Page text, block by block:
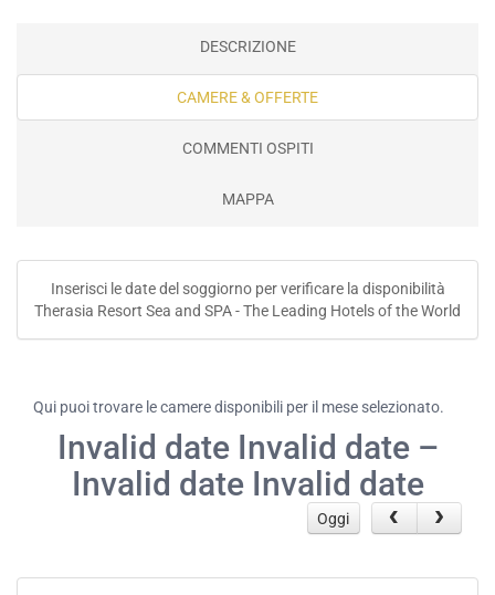
DESCRIZIONE
CAMERE & OFFERTE
COMMENTI OSPITI
MAPPA
Inserisci le date del soggiorno per verificare la disponibilità
Therasia Resort Sea and SPA - The Leading Hotels of the World
Qui puoi trovare le camere disponibili per il mese selezionato.
Invalid date Invalid date –
Invalid date Invalid date
Oggi